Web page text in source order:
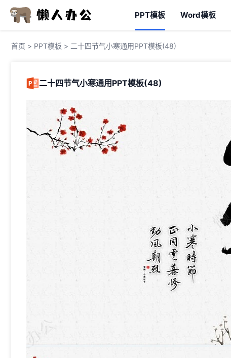
PPT模板 Word模板
首页 > PPT模板 > 二十四节气小寒通用PPT模板(48)
二十四节气小寒通用PPT模板(48)